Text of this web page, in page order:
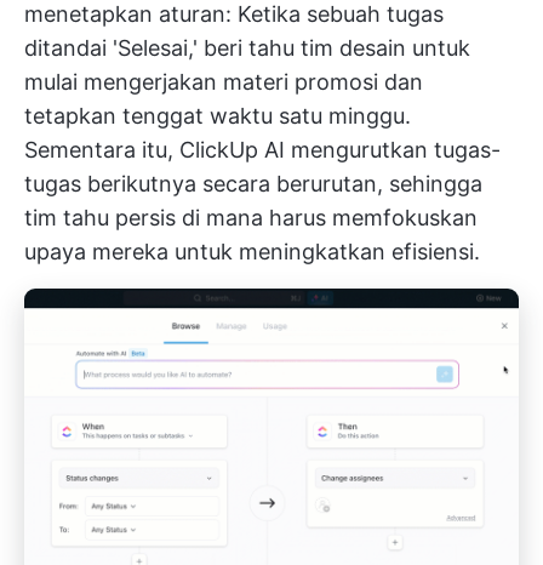
menetapkan aturan: Ketika sebuah tugas
ditandai 'Selesai,' beri tahu tim desain untuk
mulai mengerjakan materi promosi dan
tetapkan tenggat waktu satu minggu.
Sementara itu, ClickUp AI mengurutkan tugas-
tugas berikutnya secara berurutan, sehingga
tim tahu persis di mana harus memfokuskan
upaya mereka untuk meningkatkan efisiensi.